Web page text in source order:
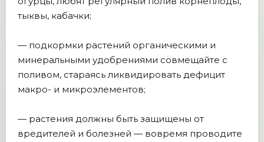
тыквы, кабачки;
— подкормки растений органическими и
минеральными удобрениями совмещайте с
поливом, стараясь ликвидировать дефицит
макро- и микроэлементов;
— растения должны быть защищены от
вредителей и болезней — вовремя проводите